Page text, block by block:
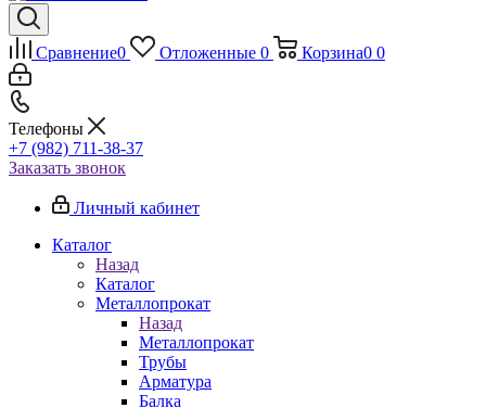
Сравнение0 Отложенные 0 Корзина0 0
Телефоны
+7 (982) 711-38-37
Заказать звонок
Личный кабинет
Каталог
Назад
Каталог
Металлопрокат
Назад
Металлопрокат
Трубы
Арматура
Балка